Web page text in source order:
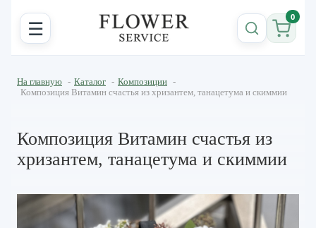
☰ 0
На главную - Каталог - Композиции -
Композиция Витамин счастья из хризантем, танацетума и скиммии
Композиция Витамин счастья из
хризантем, танацетума и скиммии